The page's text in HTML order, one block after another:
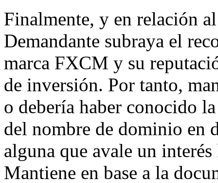
Finalmente, y en relación
Demandante subraya el
marca FXCM y su
de inversión. Por tanto,
o debería haber conocido
del nombre de dominio en
alguna que avale un
Mantiene en base a la